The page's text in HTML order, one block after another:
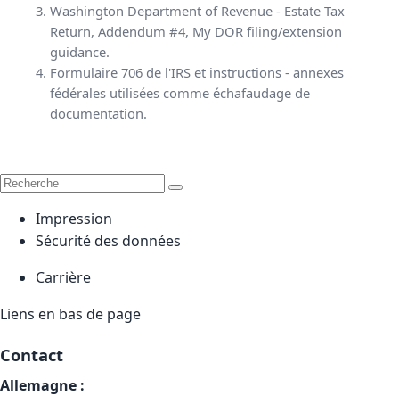
Washington Department of Revenue - Estate Tax
Return, Addendum #4, My DOR filing/extension
guidance.
Formulaire 706 de l'IRS et instructions - annexes
fédérales utilisées comme échafaudage de
documentation.
Impression
Sécurité des données
Carrière
Liens en bas de page
Contact
Allemagne :